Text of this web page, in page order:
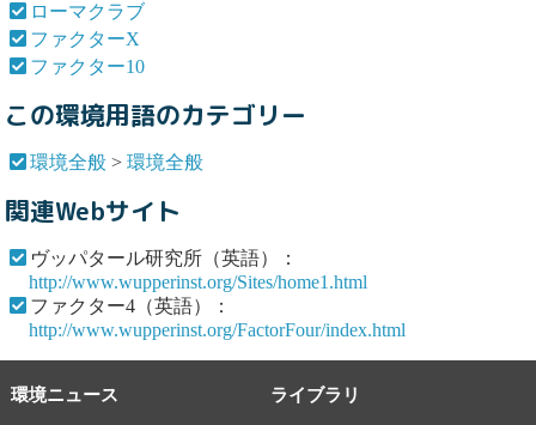
ローマクラブ
ファクターX
ファクター10
この環境用語のカテゴリー
環境全般 >環境全般
関連Webサイト
ヴッパタール研究所（英語）：
http://www.wupperinst.org/Sites/home1.html
ファクター4（英語）：
http://www.wupperinst.org/FactorFour/index.html
環境ニュース ライブラリ